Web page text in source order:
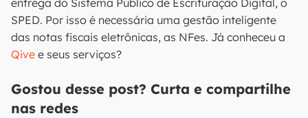
entrega do Sistema Público de Escrituração Digital, o
SPED. Por isso é necessária uma gestão inteligente
das notas fiscais eletrônicas, as NFes. Já conheceu a
Qive e seus serviços?
Gostou desse post? Curta e compartilhe
nas redes